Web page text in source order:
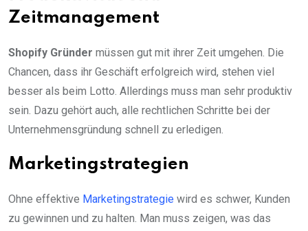
Zeitmanagement
Shopify Gründer müssen gut mit ihrer Zeit umgehen. Die
Chancen, dass ihr Geschäft erfolgreich wird, stehen viel
besser als beim Lotto. Allerdings muss man sehr produktiv
sein. Dazu gehört auch, alle rechtlichen Schritte bei der
Unternehmensgründung schnell zu erledigen.
Marketingstrategien
Ohne effektive Marketingstrategie wird es schwer, Kunden
zu gewinnen und zu halten. Man muss zeigen, was das